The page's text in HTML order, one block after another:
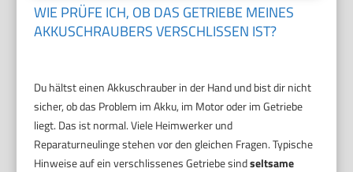
WIE PRÜFE ICH, OB DAS GETRIEBE MEINES
AKKUSCHRAUBERS VERSCHLISSEN IST?
Du hältst einen Akkuschrauber in der Hand und bist dir nicht
sicher, ob das Problem im Akku, im Motor oder im Getriebe
liegt. Das ist normal. Viele Heimwerker und
Reparaturneulinge stehen vor den gleichen Fragen. Typische
Hinweise auf ein verschlissenes Getriebe sindseltsame